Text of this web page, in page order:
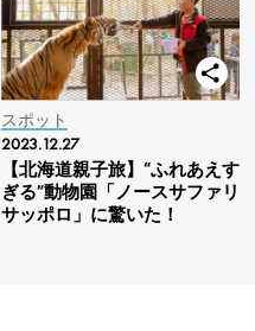
スポット
2023.12.27
【北海道親子旅】“ふれあえす
ぎる”動物園「ノースサファリ
サッポロ」に驚いた！